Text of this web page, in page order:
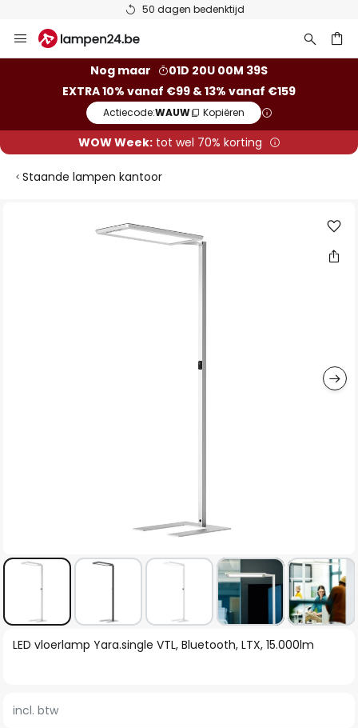
50 dagen bedenktijd
naar
Nog maar
01D 20U 00M 39S
EXTRA 10% vanaf €99 & 13% vanaf €159
Actiecode:WAUW Kopiëren
WOW Week:tot wel 70% korting
Staande lampen kantoor
Ga
van
LED vloerlamp Yara.single VTL, Bluetooth, LTX, 15.000lm
incl. btw